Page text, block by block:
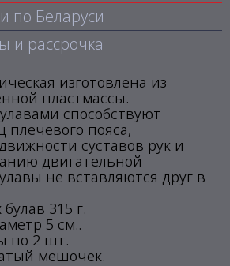
по Беларуси
и рассрочка
изготовлена из
пластмассы.
способствуют
пояса,
суставов рук и
двигательной
не вставляются друг в
315 г.
5 см..
по 2 шт.
мешочек.